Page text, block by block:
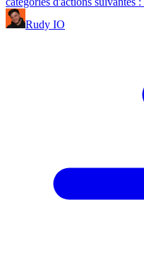
Rudy IO